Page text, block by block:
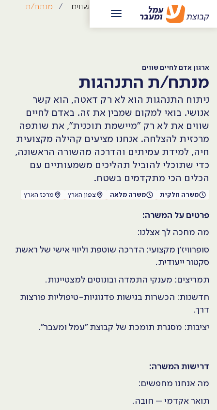
קריירה / ארגון אדם לחיים שווים /
מנתח/ת
התנהגות
ארגון אדם לחיים שווים
מנתח/ת התנהגות
ניתוח התנהגות הוא לא רק דאטה, הוא קשר
אנושי. בואי למקום שמבין את זה. באדם לחיים
שווים את לא רק "מיישמת תוכנית", את שותפה
מרכזית להצלחה. אנחנו מציעים קהילה מקצועית
חיה, למידת עמיתים והדרכה מהשורה הראשונה,
כדי שתוכלי להוביל תהליכים משמעותיים עם
הכלים הכי מתקדמים בשטח.
משרה חלקית משרה מלאה צפון הארץ מרכז הארץ
פרטים על המשרה:
מה מחכה לך אצלנו:
סופרוויז'ן מקצועי: הדרכה שוטפת וליווי אישי של ראשת
סקטור ייעודית.
תמריצים: מענקי התמדה ובונוסים למצטיינות.
חדשנות: הכשרות בגישות פדגוגיות-טיפוליות פורצות
דרך.
יציבות: מסגרת תומכת של קבוצת "עמל ומעבר".
דרישות המשרה:
מה אנחנו מחפשים:
תואר אקדמי – חובה.